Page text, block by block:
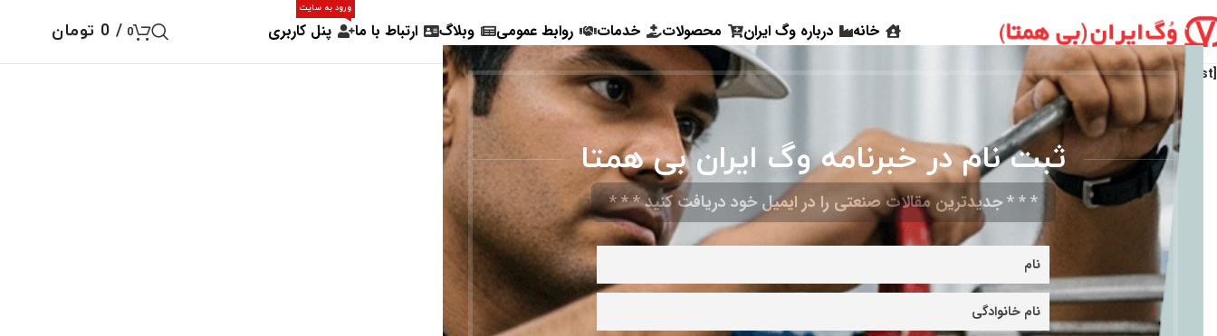
ثبت نام در خبرنامه وگ ایران بی همتا
* * * جدیدترین مقالات صنعتی را در ایمیل خود دریافت کنید * * *
خانه درباره وگ ایران محصولات خدمات روابط عمومی وبلاگ ارتباط با ما پنل کاربری
ورود به سایت
0
/
0 تومان
[woodmart_wishlist]